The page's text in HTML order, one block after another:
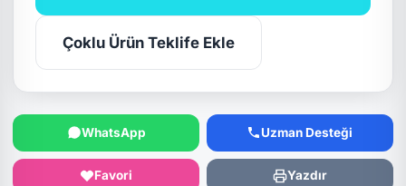
Çoklu Ürün Teklife Ekle
WhatsApp Uzman Desteği
Favori Yazdır